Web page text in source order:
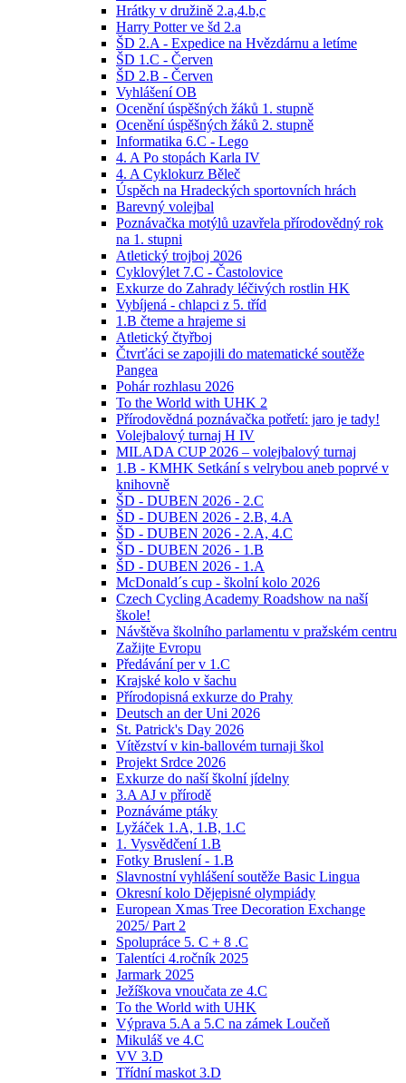
Hrátky v družině 2.a,4.b,c
Harry Potter ve šd 2.a
ŠD 2.A - Expedice na Hvězdárnu a letíme
ŠD 1.C - Červen
ŠD 2.B - Červen
Vyhlášení OB
Ocenění úspěšných žáků 1. stupně
Ocenění úspěšných žáků 2. stupně
Informatika 6.C - Lego
4. A Po stopách Karla IV
4. A Cyklokurz Běleč
Úspěch na Hradeckých sportovních hrách
Barevný volejbal
Poznávačka motýlů uzavřela přírodovědný rok
na 1. stupni
Atletický trojboj 2026
Cyklovýlet 7.C - Častolovice
Exkurze do Zahrady léčivých rostlin HK
Vybíjená - chlapci z 5. tříd
1.B čteme a hrajeme si
Atletický čtyřboj
Čtvrťáci se zapojili do matematické soutěže
Pangea
Pohár rozhlasu 2026
To the World with UHK 2
Přírodovědná poznávačka potřetí: jaro je tady!
Volejbalový turnaj H IV
MILADA CUP 2026 – volejbalový turnaj
1.B - KMHK Setkání s velrybou aneb poprvé v
knihovně
ŠD - DUBEN 2026 - 2.C
ŠD - DUBEN 2026 - 2.B, 4.A
ŠD - DUBEN 2026 - 2.A, 4.C
ŠD - DUBEN 2026 - 1.B
ŠD - DUBEN 2026 - 1.A
McDonald´s cup - školní kolo 2026
Czech Cycling Academy Roadshow na naší
škole!
Návštěva školního parlamentu v pražském centru
Zažijte Evropu
Předávání per v 1.C
Krajské kolo v šachu
Přírodopisná exkurze do Prahy
Deutsch an der Uni 2026
St. Patrick's Day 2026
Vítězství v kin-ballovém turnaji škol
Projekt Srdce 2026
Exkurze do naší školní jídelny
3.A AJ v přírodě
Poznáváme ptáky
Lyžáček 1.A, 1.B, 1.C
1. Vysvědčení 1.B
Fotky Bruslení - 1.B
Slavnostní vyhlášení soutěže Basic Lingua
Okresní kolo Dějepisné olympiády
European Xmas Tree Decoration Exchange
2025/ Part 2
Spolupráce 5. C + 8 .C
Talentíci 4.ročník 2025
Jarmark 2025
Ježíškova vnoučata ze 4.C
To the World with UHK
Výprava 5.A a 5.C na zámek Loučeň
Mikuláš ve 4.C
VV 3.D
Třídní maskot 3.D